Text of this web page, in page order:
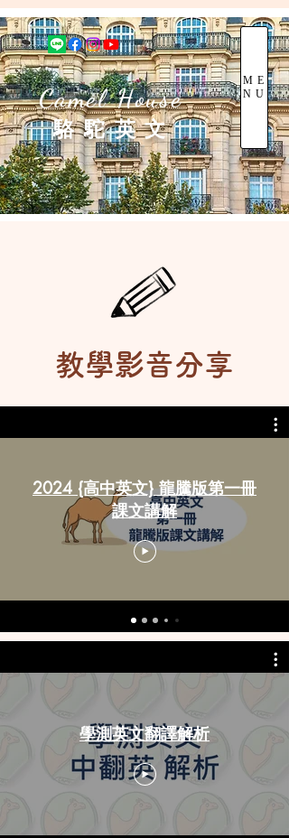
Camel House
駱 駝 英 文
ME
NU
教學影音分享
2024 {高中英文} 龍騰版第一冊
課文講解
學測英文翻譯解析